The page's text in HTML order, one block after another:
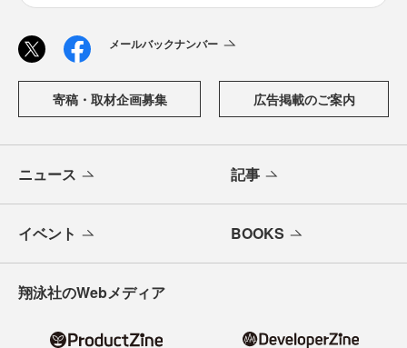
メールバックナンバー
寄稿・取材企画募集 広告掲載のご案内
ニュース 記事
イベント BOOKS
翔泳社のWebメディア